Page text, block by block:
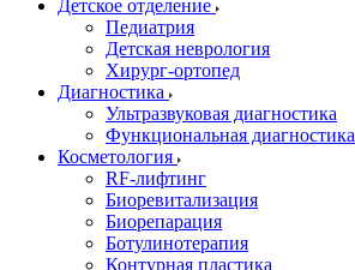
Детское отделение
Педиатрия
Детская неврология
Хирург-ортопед
Диагностика
Ультразвуковая диагностика
Функциональная диагностика
Косметология
RF-лифтинг
Биоревитализация
Биорепарация
Ботулинотерапия
Контурная пластика